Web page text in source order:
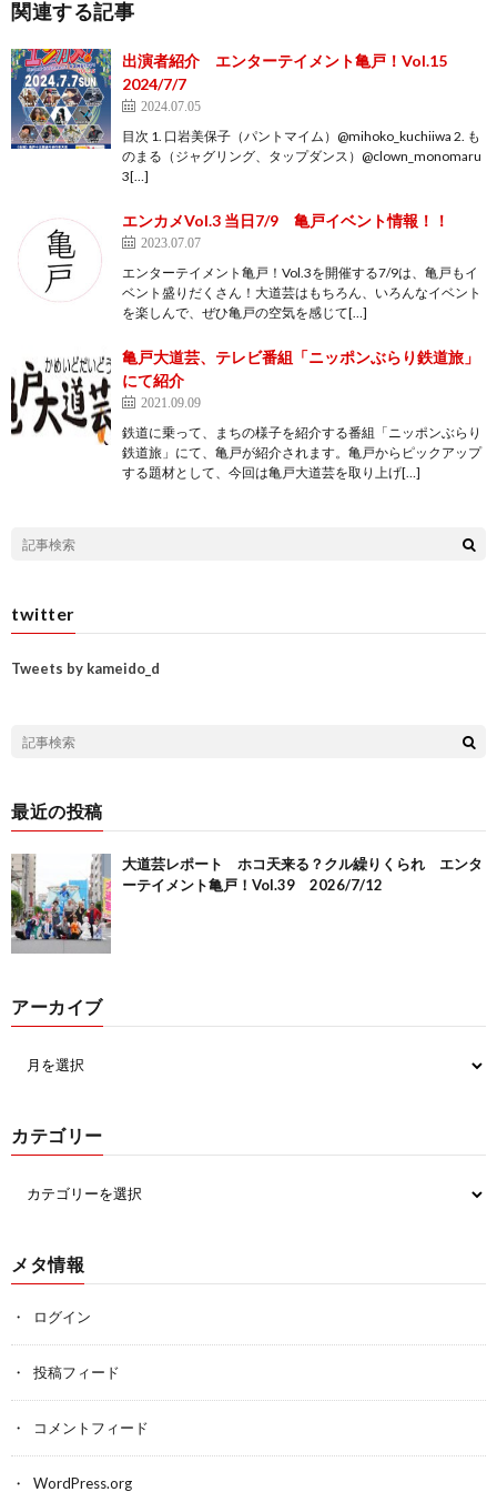
関連する記事
出演者紹介 エンターテイメント亀戸！Vol.15
2024/7/7
2024.07.05
目次 1. 口岩美保子（パントマイム）@mihoko_kuchiiwa 2. も
のまる（ジャグリング、タップダンス）@clown_monomaru
3[…]
エンカメVol.3 当日7/9 亀戸イベント情報！！
2023.07.07
エンターテイメント亀戸！Vol.3を開催する7/9は、亀戸もイ
ベント盛りだくさん！大道芸はもちろん、いろんなイベント
を楽しんで、ぜひ亀戸の空気を感じて[…]
亀戸大道芸、テレビ番組「ニッポンぶらり鉄道旅」
にて紹介
2021.09.09
鉄道に乗って、まちの様子を紹介する番組「ニッポンぶらり
鉄道旅」にて、亀戸が紹介されます。亀戸からピックアップ
する題材として、今回は亀戸大道芸を取り上げ[…]
twitter
Tweets by kameido_d
最近の投稿
大道芸レポート ホコ天来る？クル繰りくられ エンタ
ーテイメント亀戸！Vol.39 2026/7/12
アーカイブ
カテゴリー
メタ情報
ログイン
投稿フィード
コメントフィード
WordPress.org